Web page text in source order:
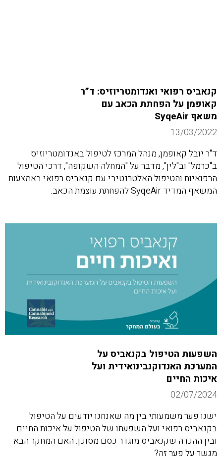
קנאביס רפואי ואנדומטריוזיס: ד”ר
קאופמן על הפחתת הכאב עם
משאף SyqeAir
13/03/2022
ד"ר יובל קאופמן, מנהל המרכז לטיפול באנדומטריוזיס
ב"כרמל" וב"לין", מדבר על "המחלה השקופה", דרכי הטיפול
הרפואיות והטיפול האלטרנטיבי עם קנאביס רפואי באמצעות
המשאף המדיד SyqeAir להפחתת עוצמת הכאב.
השפעות הטיפול בקנאביס על
המערכת האנדוקנבינואידית ועל
איכות החיים
02/07/2024
ישנו פער משמעותי בין מה שאנחנו יודעים על הטיפול
בקנאביס רפואי ועל השפעתו של הטיפול על איכות החיים
ובין ההכרה שקנאביס מוגדר כסם מסוכן. האם המחקר הבא
מגשר על פער זה?